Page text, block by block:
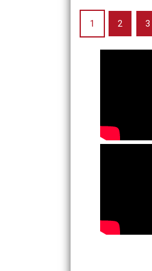
1 2 3